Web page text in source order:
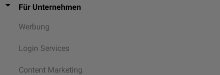
Für Unternehmen
Werbung
Login Services
Content Marketing